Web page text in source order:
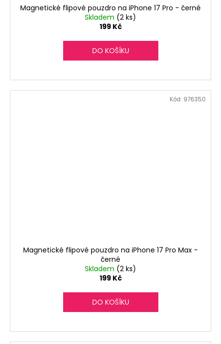
Magnetické flipové pouzdro na iPhone 17 Pro - černé
Skladem (2 ks)
199 Kč
DO KOŠÍKU
Magnetické flipové pouzdro na iPhone 17 Pro Max -
černé
Skladem (2 ks)
199 Kč
DO KOŠÍKU
Kód: 976350